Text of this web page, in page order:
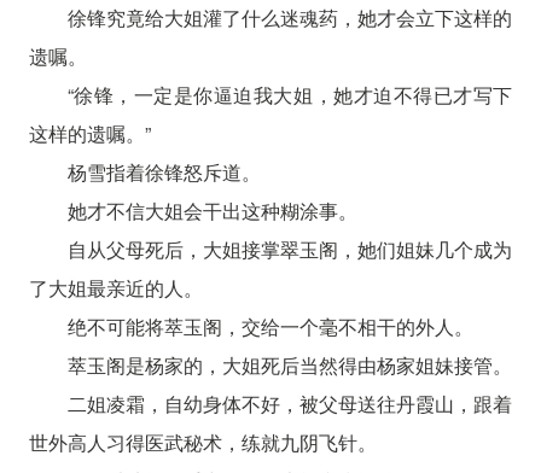
徐锋究竟给大姐灌了什么迷魂药，她才会立下这样的
遗嘱。
“徐锋，一定是你逼迫我大姐，她才迫不得已才写下
这样的遗嘱。”
杨雪指着徐锋怒斥道。
她才不信大姐会干出这种糊涂事。
自从父母死后，大姐接掌翠玉阁，她们姐妹几个成为
了大姐最亲近的人。
绝不可能将萃玉阁，交给一个毫不相干的外人。
萃玉阁是杨家的，大姐死后当然得由杨家姐妹接管。
二姐凌霜，自幼身体不好，被父母送往丹霞山，跟着
世外高人习得医武秘术，练就九阴飞针。